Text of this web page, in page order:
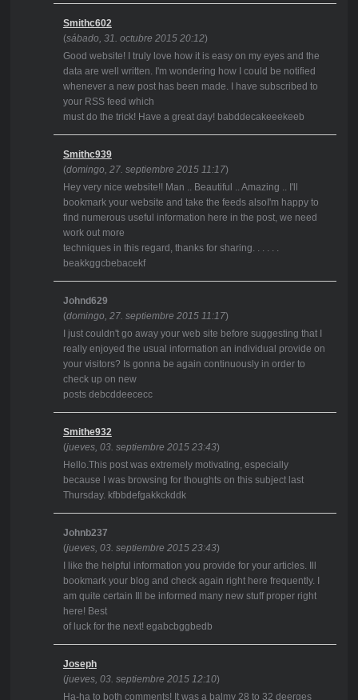
Smithc602
(sábado, 31. octubre 2015 20:12)
Good website! I truly love how it is easy on my eyes and the
data are well written. I'm wondering how I could be notified
whenever a new post has been made. I have subscribed to
your RSS feed which
must do the trick! Have a great day! babddecakeeekeeb
Smithc939
(domingo, 27. septiembre 2015 11:17)
Hey very nice website!! Man .. Beautiful .. Amazing .. I'll
bookmark your website and take the feeds alsoI'm happy to
find numerous useful information here in the post, we need
work out more
techniques in this regard, thanks for sharing. . . . . .
beakkggcbebacekf
Johnd629
(domingo, 27. septiembre 2015 11:17)
I just couldn't go away your web site before suggesting that I
really enjoyed the usual information an individual provide on
your visitors? Is gonna be again continuously in order to
check up on new
posts debcddeececc
Smithe932
(jueves, 03. septiembre 2015 23:43)
Hello.This post was extremely motivating, especially
because I was browsing for thoughts on this subject last
Thursday. kfbbdefgakkckddk
Johnb237
(jueves, 03. septiembre 2015 23:43)
I like the helpful information you provide for your articles. Ill
bookmark your blog and check again right here frequently. I
am quite certain Ill be informed many new stuff proper right
here! Best
of luck for the next! egabcbggbedb
Joseph
(jueves, 03. septiembre 2015 12:10)
Ha-ha to both comments! It was a balmy 28 to 32 deerges